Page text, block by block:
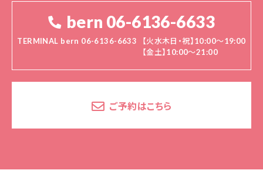
bern 06-6136-6633
TERMINAL bern 06-6136-6633
【火水木日・祝】10:00～19:00
【金土】10:00〜21:00
ご予約はこちら